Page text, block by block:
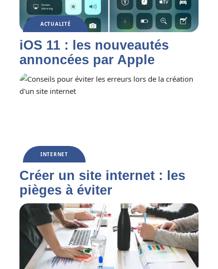
ACTUALITÉ
iOS 11 : les nouveautés
annoncées par Apple
INTERNET
Créer un site internet : les
pièges à éviter